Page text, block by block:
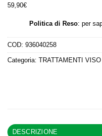
59,90€
Politica di Reso: per
COD: 936040258
Categoria: TRATTAMENTI VISO
DESCRIZIONE